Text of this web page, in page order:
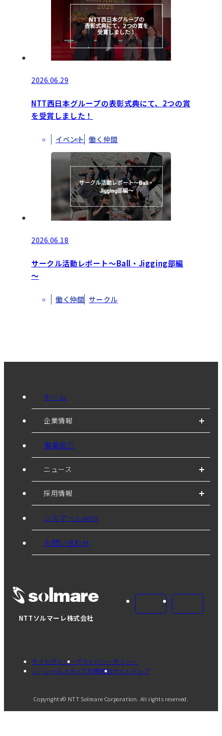
2026.06.29
NTT西日本グループの表彰式典にて、2つの賞
を受賞しました！
イベント 働く仲間
2026.06.18
サークル活動レポート～Ball・Jigging部編
～
働く仲間 サークル
NTTソルマーレ株式会社
ホーム
企業情報
事業紹介
ニュース
採用情報
ソルマーレwith
お問い合わせ
サイトポリシープライバシーポリシー
ソーシャルメディア利用規約サイトマップ
Copyrights© NTT Solmare Corporation. All rights reserved.